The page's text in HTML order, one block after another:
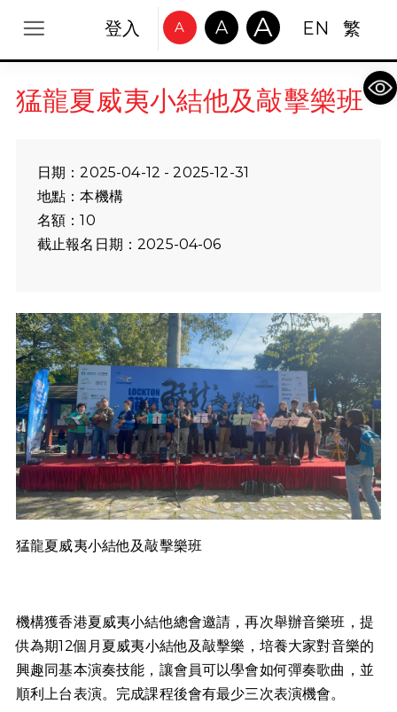
登入 A A A EN 繁
猛龍夏威夷小結他及敲擊樂班
日期：2025-04-12 - 2025-12-31
地點：本機構
名額：10
截止報名日期：2025-04-06
猛龍夏威夷小結他及敲擊樂班
機構獲香港夏威夷小結他總會邀請，再次舉辦音樂班，提
供為期12個月夏威夷小結他及敲擊樂，培養大家對音樂的
興趣同基本演奏技能，讓會員可以學會如何彈奏歌曲，並
順利上台表演。完成課程後會有最少三次表演機會。